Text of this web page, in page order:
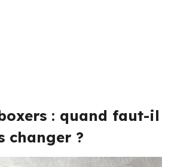
: quand faut-il
changer ?